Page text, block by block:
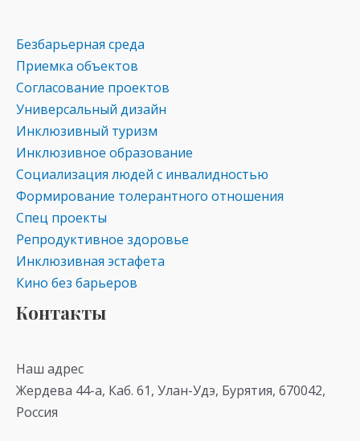
Безбарьерная среда
Приемка объектов
Согласование проектов
Универсальный дизайн
Инклюзивный туризм
Инклюзивное образование
Социализация людей с инвалидностью
Формирование толерантного отношения
Спец проекты
Репродуктивное здоровье
Инклюзивная эстафета
Кино без барьеров
Контакты
Наш адрес
Жердева 44-а, Каб. 61, Улан-Удэ, Бурятия, 670042,
Россия